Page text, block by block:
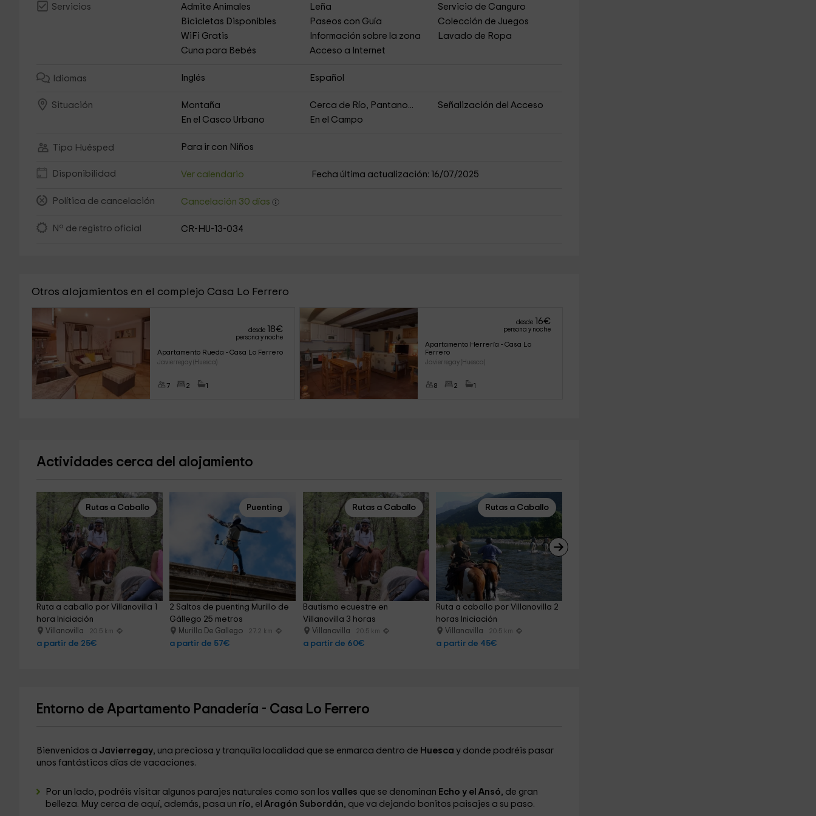
Servicios Admite Animales Leña
Servicio de Canguro
Bicicletas Disponibles
Paseos con Guía
Colección de Juegos
WiFi Gratis
Información sobre la zona
Lavado de Ropa
Cuna para Bebés
Acceso a Internet
Idiomas Inglés Español
Situación Montaña Cerca de Río, Pantano...
Señalización del Acceso
En el Casco Urbano
En el Campo
Tipo Huésped Para ir con Niños
Disponibilidad Ver calendario Fecha última actualización: 16/07/2025
Política de cancelación Cancelación 30 días
Nº de registro oficial CR-HU-13-034
Otros alojamientos en el complejo Casa Lo Ferrero
desde 18€
persona y noche
Apartamento Rueda - Casa Lo Ferrero
Javierregay (Huesca)
7 2 1
desde 16€
persona y noche
Apartamento Herrería - Casa Lo
Ferrero
Javierregay (Huesca)
8 2 1
Actividades cerca del alojamiento
Rutas a Caballo
Ruta a caballo por Villanovilla 1
hora Iniciación
Villanovilla 20.5 km
a partir de 25€
Puenting
2 Saltos de puenting Murillo de
Gállego 25 metros
Murillo De Gallego 27.2 km
a partir de 57€
Rutas a Caballo
Bautismo ecuestre en
Villanovilla 3 horas
Villanovilla 20.5 km
a partir de 60€
Rutas a Caballo
Ruta a caballo por Villanovilla 2
horas Iniciación
Villanovilla 20.5 km
a partir de 45€
Entorno de Apartamento Panadería - Casa Lo Ferrero
Bienvenidos a Javierregay, una preciosa y tranquila localidad que se enmarca dentro de Huesca y donde podréis pasar
unos fantásticos días de vacaciones.
Por un lado, podréis visitar algunos parajes naturales como son los valles que se denominan Echo y el Ansó, de gran
belleza. Muy cerca de aquí, además, pasa un río, el Aragón Subordán, que va dejando bonitos paisajes a su paso.